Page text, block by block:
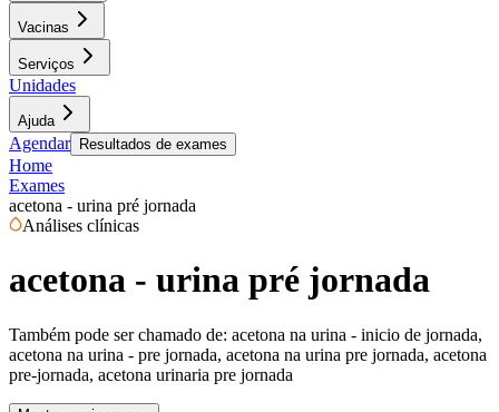
Vacinas
Serviços
Unidades
Ajuda
Agendar Resultados de exames
Home
Exames
acetona - urina pré jornada
Análises clínicas
acetona - urina pré jornada
Também pode ser chamado de: acetona na urina - inicio de jornada,
acetona na urina - pre jornada, acetona na urina pre jornada, acetona
pre-jornada, acetona urinaria pre jornada